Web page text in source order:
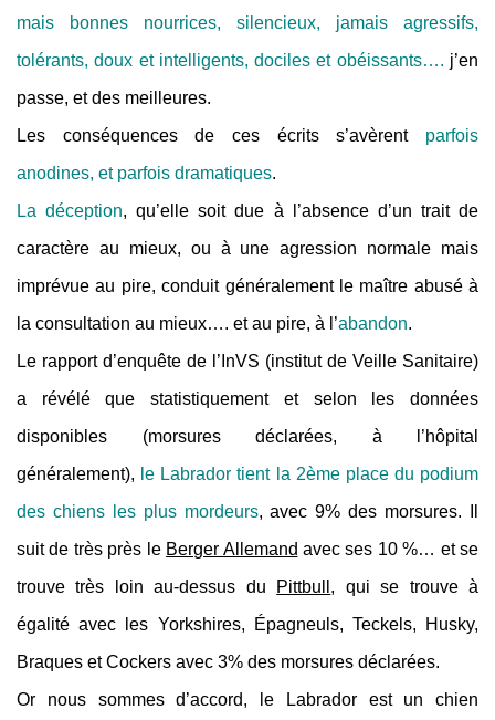
mais bonnes nourrices, silencieux, jamais agressifs,
tolérants, doux et intelligents, dociles et obéissants…. j’en
passe, et des meilleures.
Les conséquences de ces écrits s’avèrent parfois
anodines, et parfois dramatiques.
La déception, qu’elle soit due à l’absence d’un trait de
caractère au mieux, ou à une agression normale mais
imprévue au pire, conduit généralement le maître abusé à
la consultation au mieux…. et au pire, à l’abandon.
Le rapport d’enquête de l’InVS (institut de Veille Sanitaire)
a révélé que statistiquement et selon les données
disponibles (morsures déclarées, à l’hôpital
généralement), le Labrador tient la 2ème place du podium
des chiens les plus mordeurs, avec 9% des morsures. Il
suit de très près le Berger Allemand avec ses 10 %… et se
trouve très loin au-dessus du
Pittbull , qui se trouve à
égalité avec les Yorkshires, Épagneuls, Teckels, Husky,
Braques et Cockers avec 3% des morsures déclarées.
Or nous sommes d’accord, le Labrador est un chien